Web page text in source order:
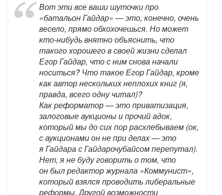
Вот эти все ваши шуточки про
«батальон Гайдар» — это, конечно, очень
весело, прямо обхохочешься. Но может
кто-нибудь внятно объяснить, что
такого хорошего в своей жизни сделал
Егор Гайдар, что с ним снова начали
носиться? Что такое Егор Гайдар, кроме
как автор нескольких неплохих книг (я,
правда, всего одну читал)?
Как реформатор — это приватизация,
залоговые аукционы и прочий адок,
который мы до сих пор расхлебываем (ок,
с аукционами он не при делах — это
я Гайдара с Гайдарочубайсом перепутал).
Нет, я не буду говорить о том, что
он был редактор журнала «Коммунист»,
который взялся проводить либеральные
реформы. Другой возможности